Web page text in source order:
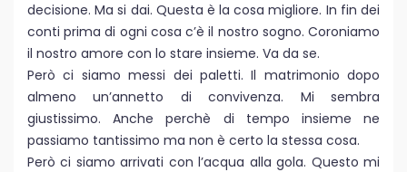
decisione. Ma si dai. Questa è la cosa migliore. In fin dei
conti prima di ogni cosa c’è il nostro sogno. Coroniamo
il nostro amore con lo stare insieme. Va da se.
Però ci siamo messi dei paletti. Il matrimonio dopo
almeno un’annetto di convivenza. Mi sembra
giustissimo. Anche perchè di tempo insieme ne
passiamo tantissimo ma non è certo la stessa cosa.
Però ci siamo arrivati con l’acqua alla gola. Questo mi